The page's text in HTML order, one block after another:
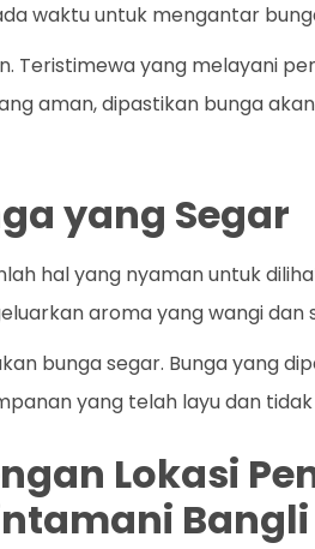
waktu untuk mengantar
Teristimewa yang melayani
aman, dipastikan bunga
yang Segar
hal yang nyaman untuk
aroma yang wangi dan
bunga segar. Bunga yang
yang telah layu dan tidak
Lokasi
Bangli